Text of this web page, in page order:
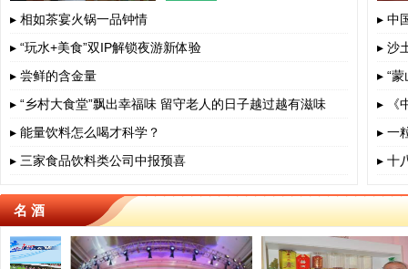
▸ 相如茶宴火锅一品钟情
▸ “玩水+美食”双IP解锁夜游新体验
▸ 尝鲜的含金量
▸ “乡村大食堂”飘出幸福味 留守老人的日子越过越有滋味
▸ 能量饮料怎么喝才科学？
▸ 三家食品饮料类公司中报预喜
▸ 中
▸ 沙
▸ “
▸ 《
▸ 一
▸ 十
名 酒